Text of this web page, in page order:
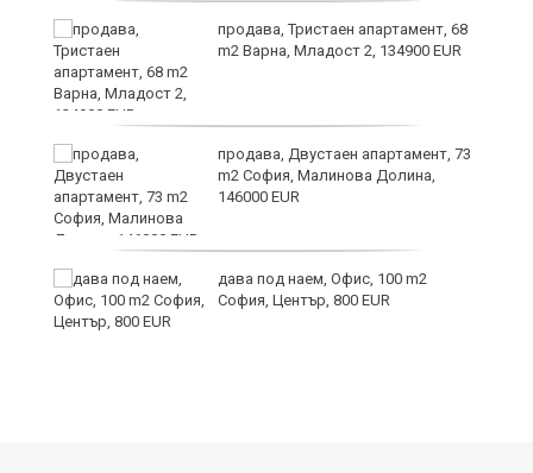
продава, Тристаен апартамент, 68
m2 Варна, Младост 2, 134900 EUR
продава, Двустаен апартамент, 73
m2 София, Малинова Долина,
146000 EUR
дава под наем, Офис, 100 m2
София, Център, 800 EUR